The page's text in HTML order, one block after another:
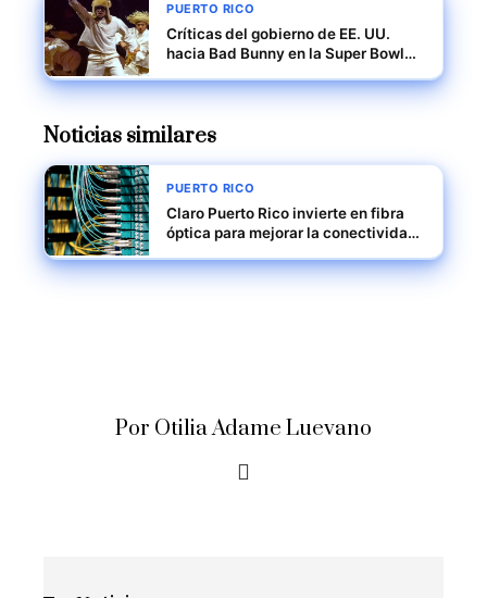
PUERTO RICO
Críticas del gobierno de EE. UU.
hacia Bad Bunny en la Super Bowl
Noticias similares
PUERTO RICO
Claro Puerto Rico invierte en fibra
óptica para mejorar la conectividad
Por Otilia Adame Luevano